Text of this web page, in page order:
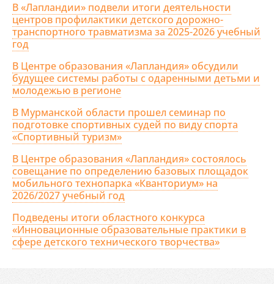
В «Лапландии» подвели итоги деятельности
центров профилактики детского дорожно-
транспортного травматизма за 2025-2026 учебный
год
В Центре образования «Лапландия» обсудили
будущее системы работы с одаренными детьми и
молодежью в регионе
В Мурманской области прошел семинар по
подготовке спортивных судей по виду спорта
«Спортивный туризм»
В Центре образования «Лапландия» состоялось
совещание по определению базовых площадок
мобильного технопарка «Кванториум» на
2026/2027 учебный год
Подведены итоги областного конкурса
«Инновационные образовательные практики в
сфере детского технического творчества»